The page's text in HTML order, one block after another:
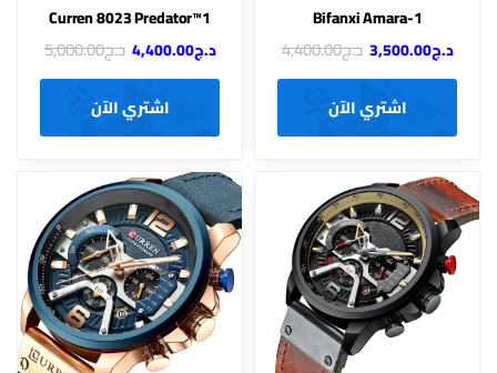
Bifanxi Amara-1
د.ج3,500.00 د.ج4,400.00
اشتري الآن
Curren 8023 Predator™1
د.ج4,400.00 د.ج5,000.00
اشتري الآن